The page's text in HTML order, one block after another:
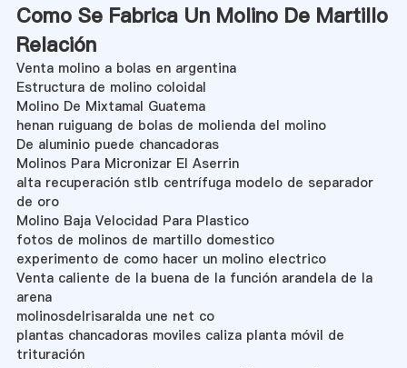
Como Se Fabrica Un Molino De Martillo
Relación
Venta molino a bolas en argentina
Estructura de molino coloidal
Molino De Mixtamal Guatema
henan ruiguang de bolas de molienda del molino
De aluminio puede chancadoras
Molinos Para Micronizar El Aserrin
alta recuperación stlb centrífuga modelo de separador
de oro
Molino Baja Velocidad Para Plastico
fotos de molinos de martillo domestico
experimento de como hacer un molino electrico
Venta caliente de la buena de la función arandela de la
arena
molinosdelrisaralda une net co
plantas chancadoras moviles caliza planta móvil de
trituración